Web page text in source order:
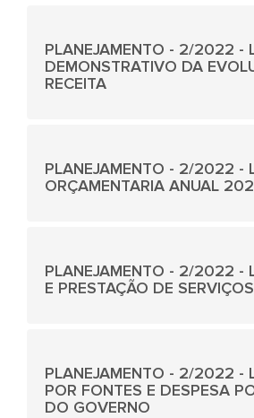
PLANEJAMENTO - 2/2022 -
DEMONSTRATIVO DA
RECEITA
PLANEJAMENTO - 2/2022 -
ORÇAMENTARIA ANUAL
PLANEJAMENTO - 2/2022 -
E PRESTAÇÃO DE SERVIÇOS
PLANEJAMENTO - 2/2022 -
POR FONTES E DESPESA
DO GOVERNO